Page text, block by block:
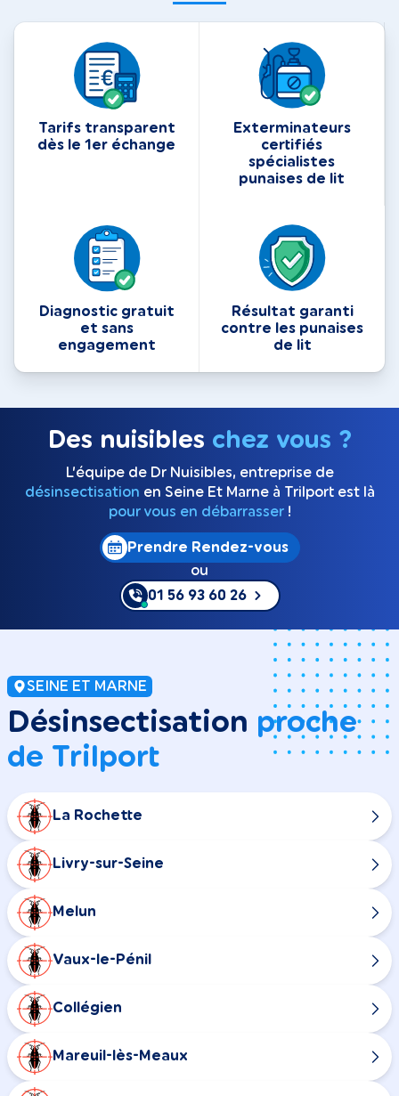
Tarifs transparent
dès le 1er échange
Exterminateurs
certifiés
spécialistes
punaises de lit
Diagnostic gratuit
et sans
engagement
Résultat garanti
contre les punaises
de lit
Des nuisibles chez vous ?
L’équipe de Dr Nuisibles, entreprise de
désinsectisation en Seine Et Marne à Trilport est là
pour vous en débarrasser!
Prendre Rendez-vous
ou
01 56 93 60 26
SEINE ET MARNE
Désinsectisation proche
de Trilport
La Rochette
Livry-sur-Seine
Melun
Vaux-le-Pénil
Collégien
Mareuil-lès-Meaux